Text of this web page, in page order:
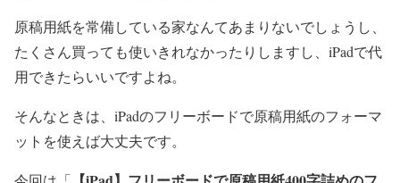
原稿用紙を常備している家なんてあまりないでしょうし、
たくさん買っても使いきれなかったりしますし、iPadで代
用できたらいいですよね。
そんなときは、iPadのフリーボードで原稿用紙のフォーマ
ットを使えば大丈夫です。